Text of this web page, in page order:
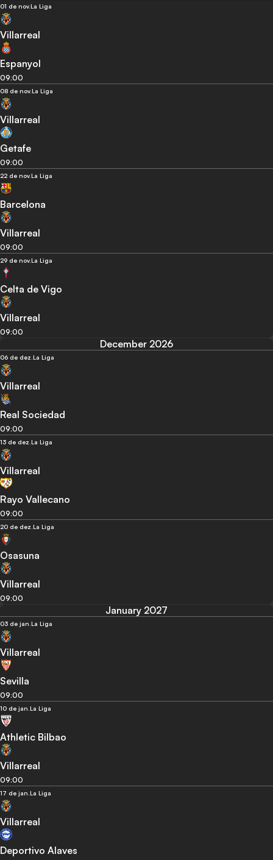
01 de nov.La Liga
Villarreal
Espanyol
09:00
08 de nov.La Liga
Villarreal
Getafe
09:00
22 de nov.La Liga
Barcelona
Villarreal
09:00
29 de nov.La Liga
Celta de Vigo
Villarreal
09:00
December 2026
06 de dez. La Liga
Villarreal
Real Sociedad
09:00
13 de dez. La Liga
Villarreal
Rayo Vallecano
09:00
20 de dez. La Liga
Osasuna
Villarreal
09:00
January 2027
03 de jan. La Liga
Villarreal
Sevilla
09:00
10 de jan. La Liga
Athletic Bilbao
Villarreal
09:00
17 de jan. La Liga
Villarreal
Deportivo Alaves